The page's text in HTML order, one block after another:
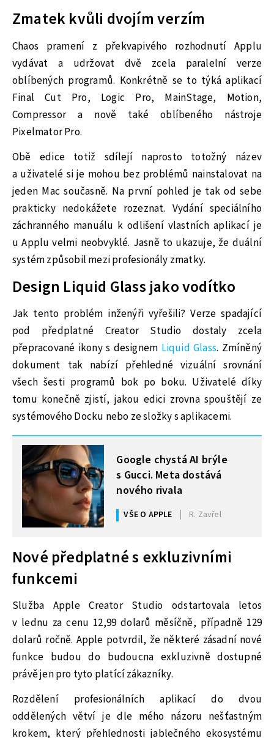
Zmatek kvůli dvojím verzím
Chaos pramení z překvapivého rozhodnutí Applu
vydávat a udržovat dvě zcela paralelní verze
oblíbených programů. Konkrétně se to týká aplikací
Final Cut Pro, Logic Pro, MainStage, Motion,
Compressor a nově také oblíbeného nástroje
Pixelmator Pro.
Obě edice totiž sdílejí naprosto totožný název
a uživatelé si je mohou bez problémů nainstalovat na
jeden Mac současně. Na první pohled je tak od sebe
prakticky nedokážete rozeznat. Vydání speciálního
záchranného manuálu k odlišení vlastních aplikací je
u Applu velmi neobvyklé. Jasně to ukazuje, že duální
systém způsobil mezi profesionály zmatky.
Design Liquid Glass jako vodítko
Jak tento problém inženýři vyřešili? Verze spadající
pod předplatné Creator Studio dostaly zcela
přepracované ikony s designem Liquid Glass. Zmíněný
dokument tak nabízí přehledné vizuální srovnání
všech šesti programů bok po boku. Uživatelé díky
tomu konečně zjistí, jakou edici zrovna spouštějí ze
systémového Docku nebo ze složky s aplikacemi.
MOHLO BY VÁS ZAJÍMAT
Google chystá AI brýle
s Gucci. Meta dostává
nového rivala
VŠE O APPLE R. Zavřel
Nové předplatné s exkluzivními
funkcemi
Služba Apple Creator Studio odstartovala letos
v lednu za cenu 12,99 dolarů měsíčně, případně 129
dolarů ročně. Apple potvrdil, že některé zásadní nové
funkce budou do budoucna exkluzivně dostupné
právě jen pro tyto platící zákazníky.
Rozdělení profesionálních aplikací do dvou
oddělených větví je dle mého názoru nešťastným
krokem, který přehlednosti jablečného ekosystému